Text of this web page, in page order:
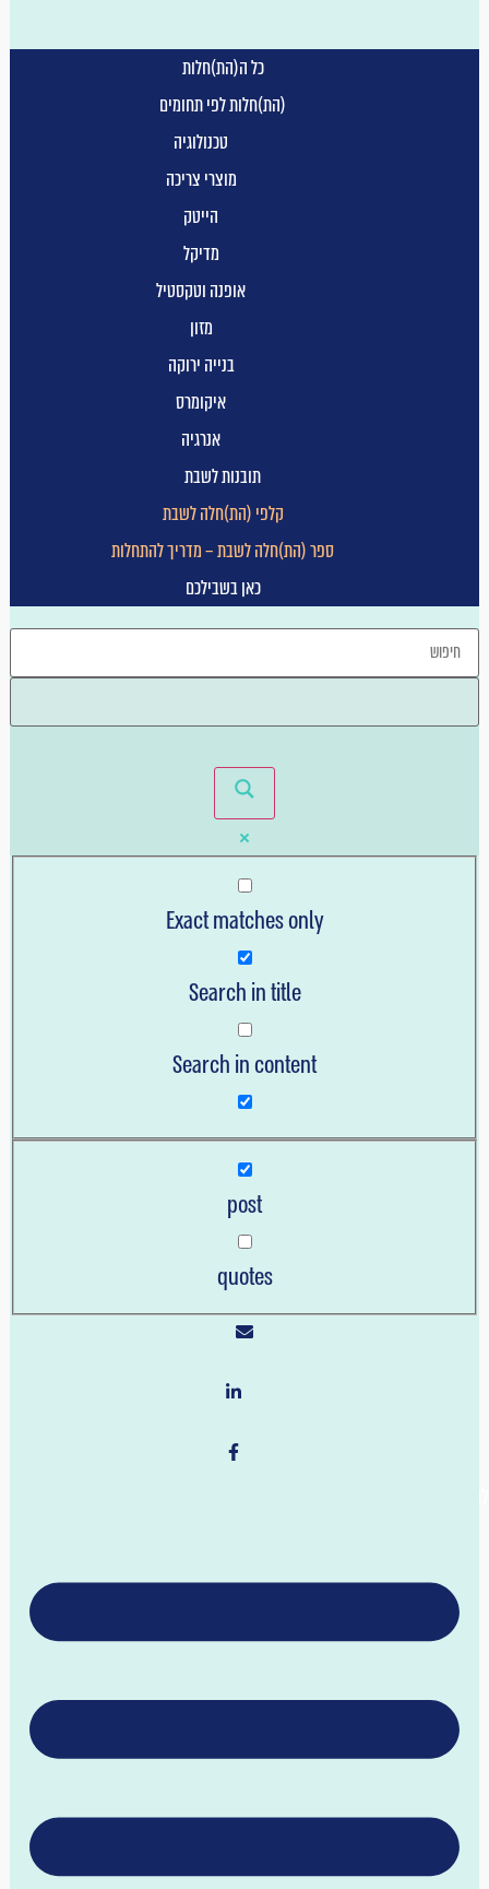
כל ה(הת)חלות
(הת)חלות לפי תחומים
טכנולוגיה
מוצרי צריכה
הייטק
מדיקל
אופנה וטקסטיל
מזון
בנייה ירוקה
איקומרס
אנרגיה
תובנות לשבת
קלפי (הת)חלה לשבת
ספר (הת)חלה לשבת – מדריך להתחלות
כאן בשבילכם
Exact matches only
Search in title
Search in content
post
quotes
אינטרנט
אמנות
אנרגיה